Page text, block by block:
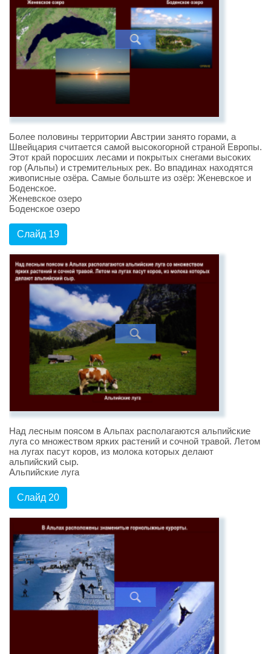
Более половины территории Австрии занято горами, а
Швейцария считается самой высокогорной страной Европы.
Этот край поросших лесами и покрытых снегами высоких
гор (Альпы) и стремительных рек. Во впадинах находятся
живописные озёра. Самые больште из озёр: Женевское и
Боденское.
Женевское озеро
Боденское озеро
Слайд 19
Над лесным поясом в Альпах располагаются альпийские
луга со множеством ярких растений и сочной травой. Летом
на лугах пасут коров, из молока которых делают
альпийский сыр.
Альпийские луга
Слайд 20